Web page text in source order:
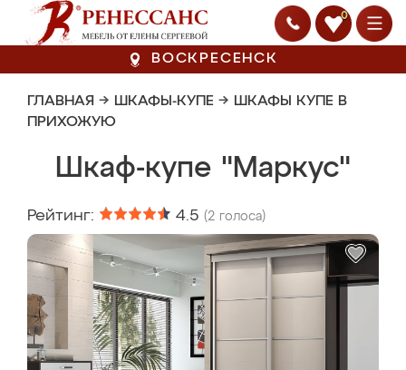
0
ВОСКРЕСЕНСК
ГЛАВНАЯ → ШКАФЫ-КУПЕ → ШКАФЫ КУПЕ В
ПРИХОЖУЮ
Шкаф-купе "Маркус"
Рейтинг: 4.5 (2 голоса)